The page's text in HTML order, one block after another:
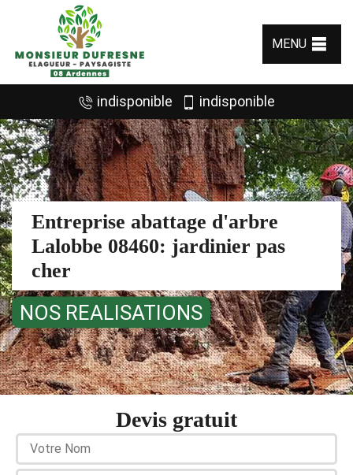
MENU
indisponible indisponible
Entreprise abattage d'arbre
Lalobbe 08460: jardinier pas
cher
NOS REALISATIONS
Devis gratuit